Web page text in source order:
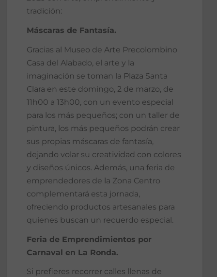
tradición:
Máscaras de Fantasía.
Gracias al Museo de Arte Precolombino
Casa del Alabado, el arte y la
imaginación se toman la Plaza Santa
Clara en este domingo, 2 de marzo, de
11h00 a 13h00, con un evento especial
para los más pequeños; con un taller de
pintura, los más pequeños podrán crear
sus propias máscaras de fantasía,
dejando volar su creatividad con colores
y diseños únicos. Además, una feria de
emprendedores de la Zona Centro
complementará esta jornada,
ofreciendo productos artesanales para
quienes buscan un recuerdo especial.
Feria de Emprendimientos por
Carnaval en La Ronda.
Si prefieres recorrer calles llenas de